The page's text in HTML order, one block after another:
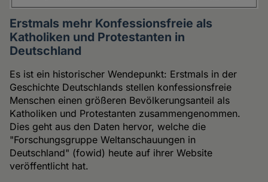
Erstmals mehr Konfessionsfreie als
Katholiken und Protestanten in
Deutschland
Es ist ein historischer Wendepunkt: Erstmals in der
Geschichte Deutschlands stellen konfessionsfreie
Menschen einen größeren Bevölkerungsanteil als
Katholiken und Protestanten zusammengenommen.
Dies geht aus den Daten hervor, welche die
"Forschungsgruppe Weltanschauungen in
Deutschland" (fowid) heute auf ihrer Website
veröffentlicht hat.